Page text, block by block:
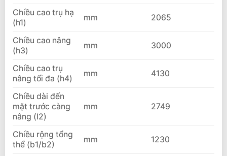
Chiều cao trụ hạ
(h1)
mm 2065
Chiều cao nâng
(h3)
mm 3000
Chiều cao trụ
nâng tối đa (h4)
mm 4130
Chiều dài đến
mặt trước càng
nâng (l2)
mm 2749
Chiều rộng tổng
thể (b1/b2)
mm 1230